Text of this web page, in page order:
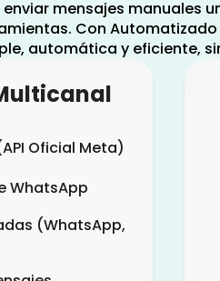
mensajes manuales
Con
automática y eficiente,
Oficial Meta)
WhatsApp
(WhatsApp,